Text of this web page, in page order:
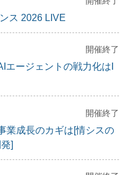
ス 2026 LIVE
開催終了
エージェントの戦力化はI
開催終了
業成長のカギは[情シスの
]